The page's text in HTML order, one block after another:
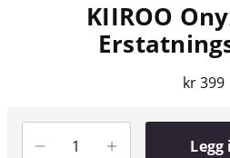
KIIROO
kr 399